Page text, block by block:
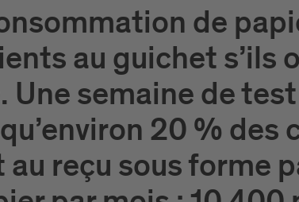
de
au guichet s’ils
Une semaine de
20 % des
reçu sous forme